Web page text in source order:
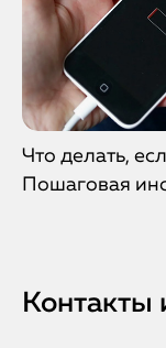
Что делать,
Пошаговая
Контакты